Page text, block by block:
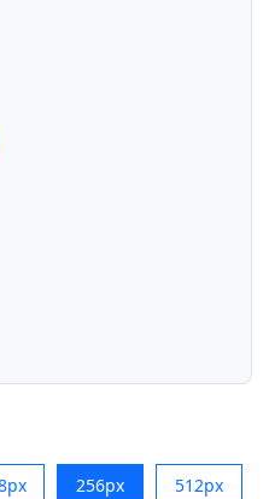
256px 512px